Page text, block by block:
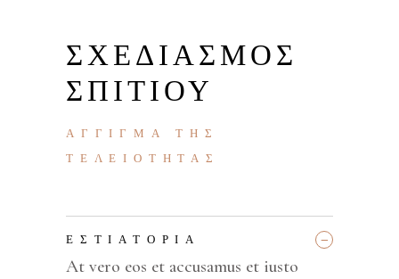
ΣΧΕΔΙΑΣΜΌΣ
ΣΠΙΤΙΟΎ
ΆΓΓΙΓΜΑ ΤΗΣ
ΤΕΛΕΙΌΤΗΤΑΣ
ΕΣΤΙΑΤΌΡΙΑ _
At vero eos et accusamus et iusto